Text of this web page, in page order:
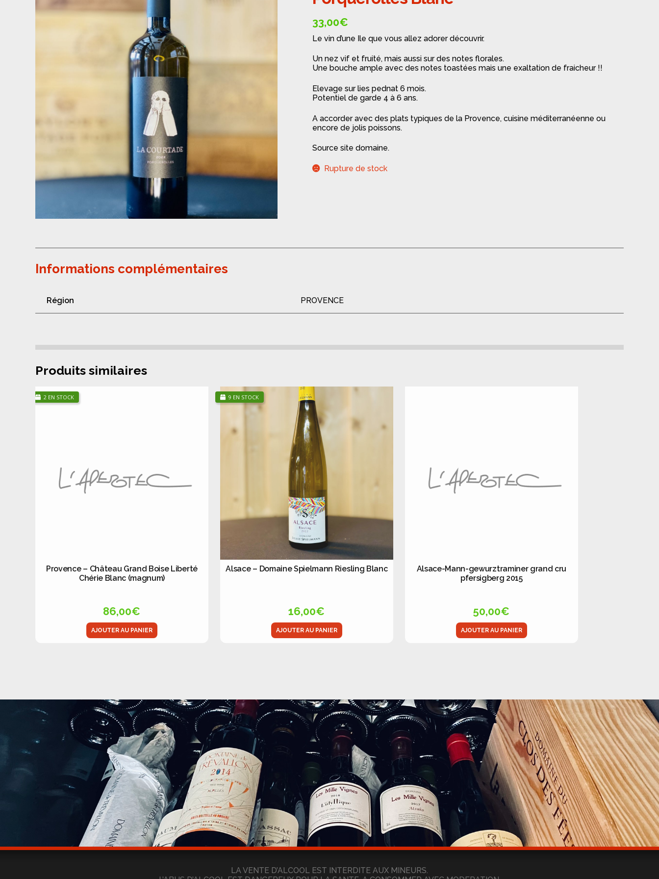
33,00€
Le vin d’une Ile que vous allez adorer découvrir.
Un nez vif et fruité, mais aussi sur des notes florales.
Une bouche ample avec des notes toastées mais une exaltation de fraicheur !!
Elevage sur lies pednat 6 mois.
Potentiel de garde 4 à 6 ans.
A accorder avec des plats typiques de la Provence, cuisine méditerranéenne ou
encore de jolis poissons.
Source site domaine.
Rupture de stock
Informations complémentaires
Région PROVENCE
Produits similaires
Provence – Château Grand Boise Liberté
Chérie Blanc (magnum)
86,00€
AJOUTER AU PANIER
2 EN STOCK
Alsace – Domaine Spielmann Riesling Blanc
16,00€
AJOUTER AU PANIER
9 EN STOCK
Alsace-Mann-gewurztraminer grand cru
pfersigberg 2015
50,00€
AJOUTER AU PANIER
LA VENTE D’ALCOOL EST INTERDITE AUX MINEURS.